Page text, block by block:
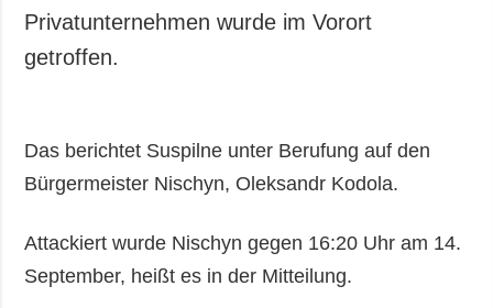
Privatunternehmen wurde im Vorort
getroffen.
Das berichtet Suspilne unter Berufung auf den
Bürgermeister Nischyn, Oleksandr Kodola.
Attackiert wurde Nischyn gegen 16:20 Uhr am 14.
September, heißt es in der Mitteilung.